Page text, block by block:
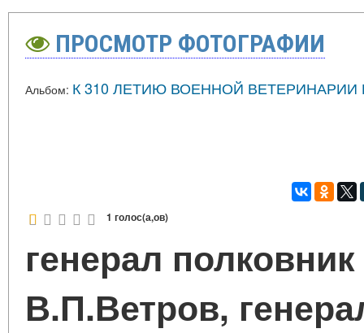
ПРОСМОТР ФОТОГРАФИИ
Альбом: К 310 ЛЕТИЮ ВОЕННОЙ
1 голос(а,ов)
генерал
В.П.Ветров,